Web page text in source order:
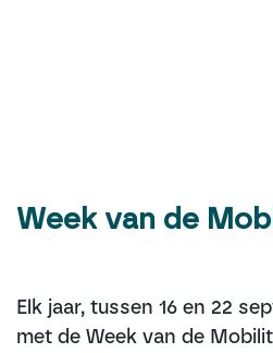
Week van de
Elk jaar, tussen 16 en 22
met de Week van de